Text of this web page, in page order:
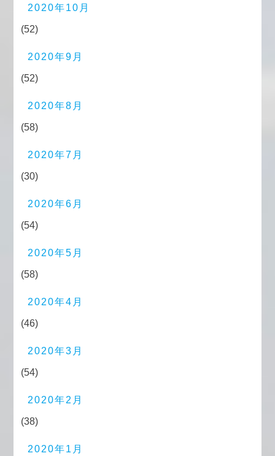
2020年10月
(52)
2020年9月
(52)
2020年8月
(58)
2020年7月
(30)
2020年6月
(54)
2020年5月
(58)
2020年4月
(46)
2020年3月
(54)
2020年2月
(38)
2020年1月